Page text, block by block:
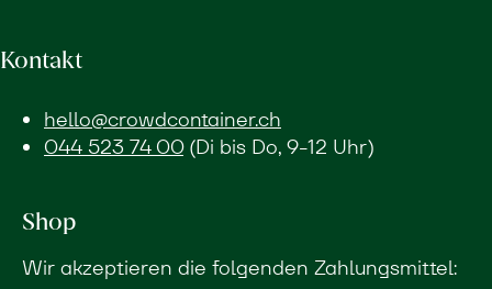
Kontakt
hello@crowdcontainer.ch
044 523 74 00(Di bis Do, 9-12 Uhr)
Shop
Wir akzeptieren die folgenden Zahlungsmittel: